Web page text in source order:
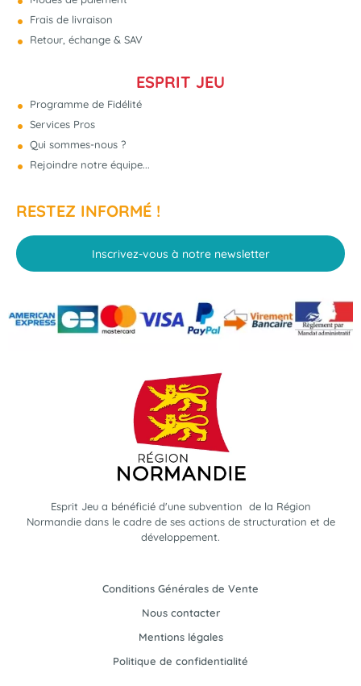
Frais de livraison
Retour, échange & SAV
ESPRIT JEU
Programme de Fidélité
Services Pros
Qui sommes-nous ?
Rejoindre notre équipe...
RESTEZ INFORMÉ !
Inscrivez-vous à notre newsletter
Esprit Jeu a bénéficié d'une subvention de la Région
Normandie dans le cadre de ses actions de structuration et de
développement.
Conditions Générales de Vente
Nous contacter
Mentions légales
Politique de confidentialité